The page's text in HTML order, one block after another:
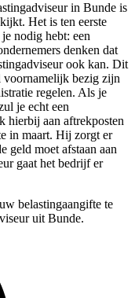
in Bunde is
Het is ten eerste
nodig hebt: een
denken dat
ook kan. Dit
voornamelijk bezig zijn
regelen. Als je
je echt een
hierbij aan aftrekposten
in maart. Hij zorgt er
geld moet afstaan aan
gaat het bedrijf er
belastingaangifte te
uit Bunde.